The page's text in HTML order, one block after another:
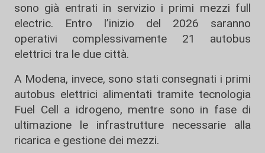
sono già entrati in servizio i primi mezzi full
electric. Entro l’inizio del 2026 saranno
operativi complessivamente 21 autobus
elettrici tra le due città.
A Modena, invece, sono stati consegnati i primi
autobus elettrici alimentati tramite tecnologia
Fuel Cell a idrogeno, mentre sono in fase di
ultimazione le infrastrutture necessarie alla
ricarica e gestione dei mezzi.